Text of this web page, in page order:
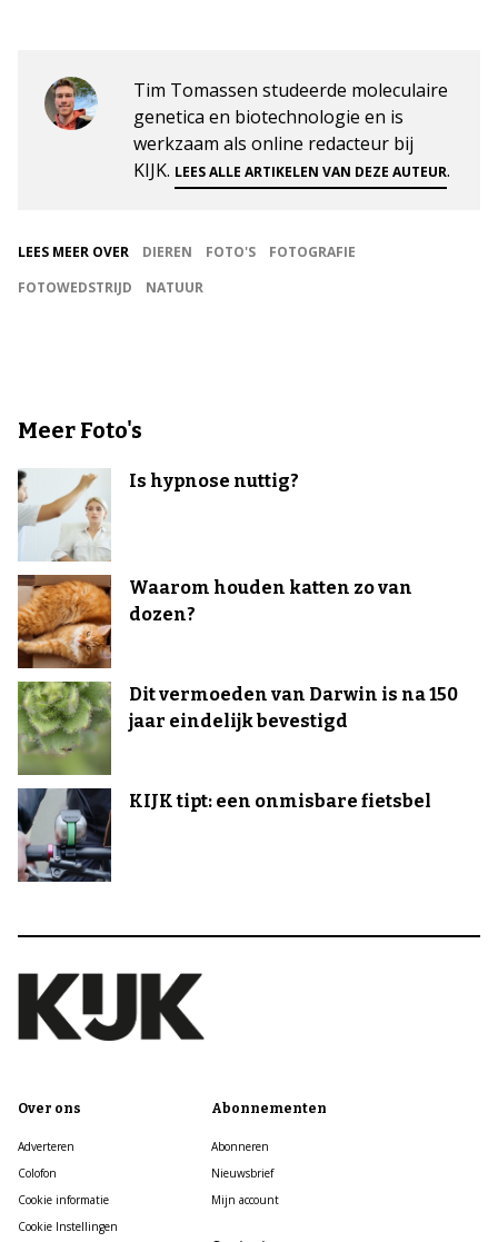
Tim Tomassen studeerde moleculaire
genetica en biotechnologie en is
werkzaam als online redacteur bij
KIJK. LEES ALLE ARTIKELEN VAN DEZE AUTEUR.
LEES MEER OVER DIEREN FOTO'S
FOTOGRAFIE
FOTOWEDSTRIJD
NATUUR
Meer Foto's
Is hypnose nuttig?
Waarom houden katten zo van
dozen?
Dit vermoeden van Darwin is na 150
jaar eindelijk bevestigd
KIJK tipt: een onmisbare fietsbel
Over ons
Adverteren
Colofon
Cookie informatie
Cookie Instellingen
Abonnementen
Abonneren
Nieuwsbrief
Mijn account